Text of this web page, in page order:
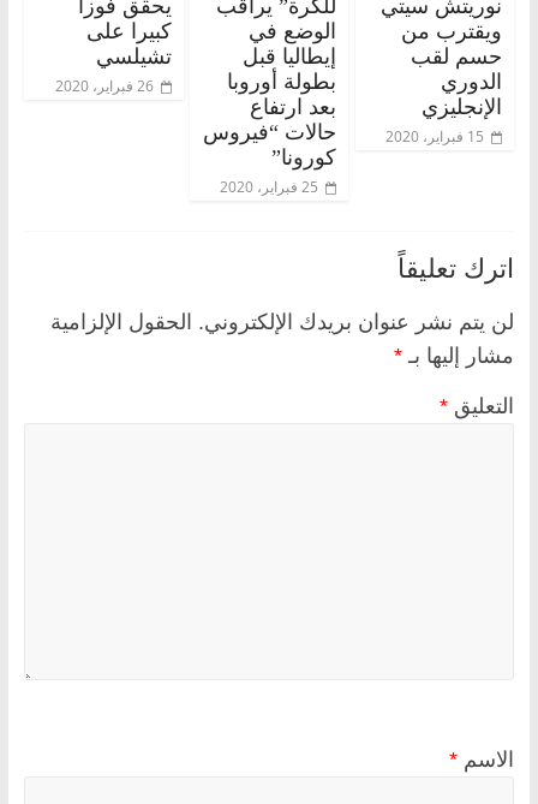
نوريتش سيتي
ويقترب من
حسم لقب
الدوري
الإنجليزي
15 فبراير، 2020
للكرة” يراقب
الوضع في
إيطاليا قبل
بطولة أوروبا
بعد ارتفاع
حالات “فيروس
كورونا”
25 فبراير، 2020
يحقق فوزا
كبيرا على
تشيلسي
26 فبراير، 2020
اترك تعليقاً
لن يتم نشر عنوان بريدك الإلكتروني. الحقول الإلزامية
مشار إليها بـ *
التعليق *
الاسم *